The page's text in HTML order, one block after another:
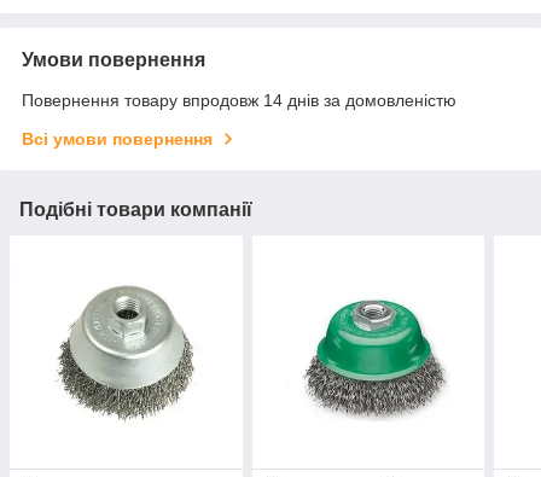
Умови повернення
Повернення товару впродовж 14 днів за домовленістю
Всі умови повернення
Подібні товари компанії